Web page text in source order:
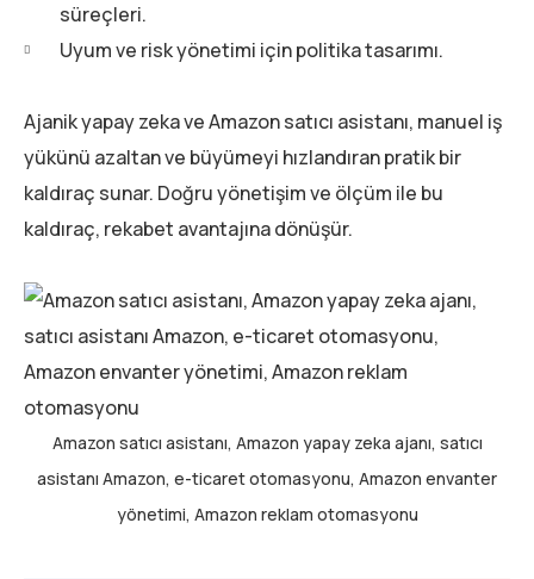
süreçleri.
Uyum ve risk yönetimi için politika tasarımı.
Ajanik yapay zeka ve Amazon satıcı asistanı, manuel iş
yükünü azaltan ve büyümeyi hızlandıran pratik bir
kaldıraç sunar. Doğru yönetişim ve ölçüm ile bu
kaldıraç, rekabet avantajına dönüşür.
Amazon satıcı asistanı, Amazon yapay zeka ajanı, satıcı
asistanı Amazon, e-ticaret otomasyonu, Amazon envanter
yönetimi, Amazon reklam otomasyonu